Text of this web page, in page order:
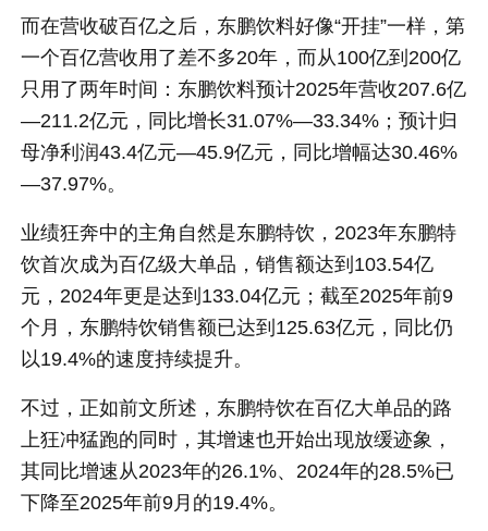
而在营收破百亿之后，东鹏饮料好像“开挂”一样，第
一个百亿营收用了差不多20年，而从100亿到200亿
只用了两年时间：东鹏饮料预计2025年营收207.6亿
—211.2亿元，同比增长31.07%—33.34%；预计归
母净利润43.4亿元—45.9亿元，同比增幅达30.46%
—37.97%。
业绩狂奔中的主角自然是东鹏特饮，2023年东鹏特
饮首次成为百亿级大单品，销售额达到103.54亿
元，2024年更是达到133.04亿元；截至2025年前9
个月，东鹏特饮销售额已达到125.63亿元，同比仍
以19.4%的速度持续提升。
不过，正如前文所述，东鹏特饮在百亿大单品的路
上狂冲猛跑的同时，其增速也开始出现放缓迹象，
其同比增速从2023年的26.1%、2024年的28.5%已
下降至2025年前9月的19.4%。